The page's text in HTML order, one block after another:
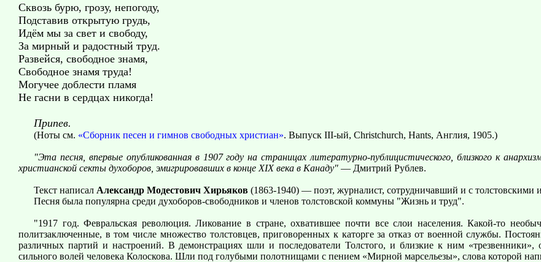
Сквозь бурю, грозу, непогоду,
Подставив открытую грудь,
Идём мы за свет и свободу,
За мирный и радостный труд.
Развейся, свободное знамя,
Свободное знамя труда!
Могучее доблести пламя
Не гасни в сердцах никогда!
Припев.
(Ноты см. «Сборник песен и гимнов свободных христиан». Выпуск III-ый, Christchurch, Hants, Англия, 1905.)
"Эта песня, впервые опубликованная в 1907 году на страницах литературно-публицистического, близкого к
христианской секты духоборов, эмигрировавших в конце XIX века в Канаду" — Дмитрий Рублев.
Текст написал Александр Модестович Хирьяков (1863-1940) — поэт, журналист, сотрудничавший и с толстовскими
Песня была популярна среди духоборов-свободников и членов толстовской коммуны "Жизнь и труд".
"1917 год. Февральская революция. Ликование в стране, охватившее почти все слои населения. Какой-то
политзаключенные, в том числе множество толстовцев, приговоренных к каторге за отказ от военной службы.
различных партий и настроений. В демонстрациях шли и последователи Толстого, и близкие к ним «трезвенники»,
сильного волей человека Колоскова. Шли под голубыми полотнищами с пением «Мирной марсельезы», слова которой